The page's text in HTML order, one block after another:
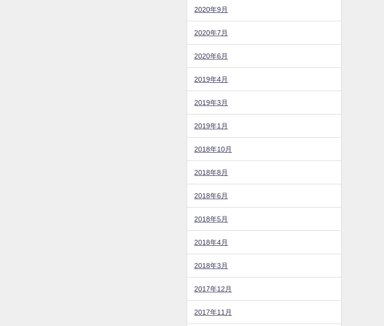
2020年9月
2020年7月
2020年6月
2019年4月
2019年3月
2019年1月
2018年10月
2018年8月
2018年6月
2018年5月
2018年4月
2018年3月
2017年12月
2017年11月